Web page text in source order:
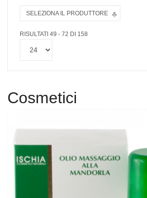
SELEZIONA IL PRODUTTORE
RISULTATI 49 - 72 DI 158
Cosmetici